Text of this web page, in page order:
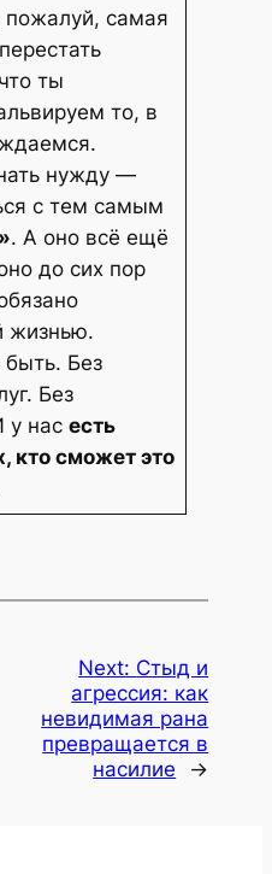
самая
ты
то, в
нужду —
с тем самым
. А оно всё ещё
до сих пор
жизнью.
быть. Без
Без
у нас есть
кто сможет это
Next: Стыд и
агрессия: как
невидимая рана
превращается в
насилие
→